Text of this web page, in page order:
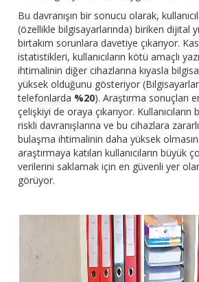
Bu davranışın bir sonucu olarak,
(özellikle bilgisayarlarında) biriken dijital
birtakım sorunlara davetiye çıkarıyor.
istatistikleri, kullanıcıların kötü amaçlı
ihtimalinin diğer cihazlarına kıyasla
yüksek olduğunu gösteriyor
telefonlarda %20). Araştırma sonuçları
çelişkiyi de oraya çıkarıyor. Kullanıcıların
riskli davranışlarına ve bu cihazlara zararlı
bulaşma ihtimalinin daha yüksek
araştırmaya katılan kullanıcıların büyük
verilerini saklamak için en güvenli yer
görüyor.